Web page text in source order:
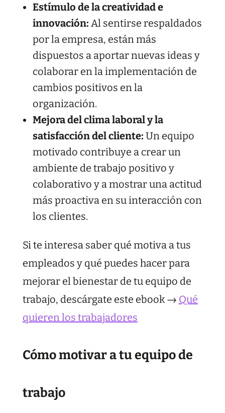
Estímulo de la creatividad e
innovación: Al sentirse respaldados
por la empresa, están más
dispuestos a aportar nuevas ideas y
colaborar en la implementación de
cambios positivos en la
organización.
Mejora del clima laboral y la
satisfacción del cliente: Un equipo
motivado contribuye a crear un
ambiente de trabajo positivo y
colaborativo y a mostrar una actitud
más proactiva en su interacción con
los clientes.
Si te interesa saber qué motiva a tus
empleados y qué puedes hacer para
mejorar el bienestar de tu equipo de
trabajo, descárgate este ebook → Qué
quieren los trabajadores
Cómo motivar a tu equipo de
trabajo